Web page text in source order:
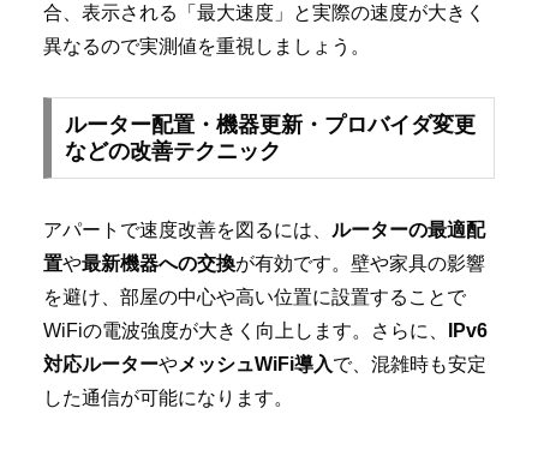
合、表示される「最大速度」と実際の速度が大きく
異なるので実測値を重視しましょう。
ルーター配置・機器更新・プロバイダ変更
などの改善テクニック
アパートで速度改善を図るには、 ルーターの最適配
置や最新機器への交換が有効です。壁や家具の影響
を避け、部屋の中心や高い位置に設置することで
WiFiの電波強度が大きく向上します。さらに、
IPv6
対応ルーターやメッシュWiFi導入で、混雑時も安定
した通信が可能になります。